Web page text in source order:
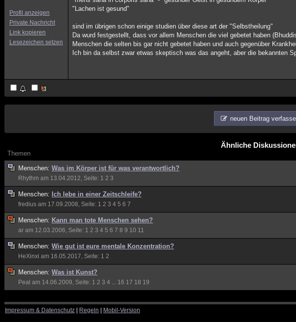
Profil anzeigen
Private Nachricht
Link kopieren
Lesezeichen setzen
"Lachen ist gesund"
sind im übrigen schon einige studien über diese art der "Selbstheilung"
Da wurd festgestellt, dass vor allem Menschen die viel gebetet haben
Menschen die selten bis gar nicht gebetet haben und auch gegenüber
Ich bin da selbst zwar etwas skeptisch was das angeht, aber die bekannten
neuen Beitrag
Ähnliche
Themen
Menschen: Was im Körper ist für was verantwortlich?
Rhythm am 13.04.2012, Seite: 1 2 3
Menschen: Ich lebe in einer Zeitschleife?
fredius am 17.09.2008, Seite: 1 2 3 4 5 6 7
Menschen: Kann man tote Menschen sehen?
ar am 12.03.2006, Seite: 1 2 3 4 5 6 7 8 9 10 11
Menschen: Wie gut ist eure mentale Konzentration?
HeXinxi am 16.05.2017, Seite: 1 2
Menschen: Was ist Kunst?
Peal am 14.06.2009, Seite: 1 2 3 4 16 17 18 19
Impressum & Datenschutz Regeln Mobil-Version